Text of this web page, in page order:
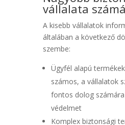
vállalata
A kisebb vállalatok
általában a következő
szembe:
Ügyfél alapú
számos, a vállalatok
fontos dolog
védelmet
Komplex biztonsági